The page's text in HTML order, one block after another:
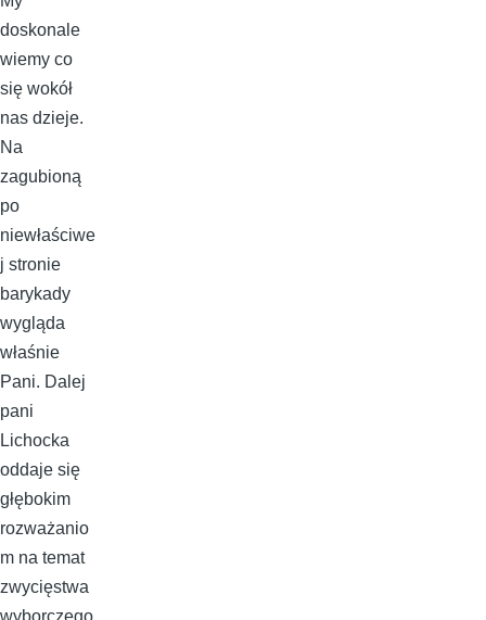
doskonale
wiemy co
się wokół
nas dzieje.
Na
zagubioną
po
niewłaściwe
j stronie
barykady
wygląda
właśnie
Pani. Dalej
pani
Lichocka
oddaje się
głębokim
rozważanio
m na temat
zwycięstwa